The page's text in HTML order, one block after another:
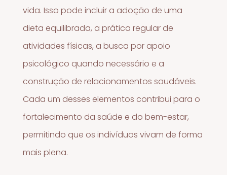
vida. Isso pode incluir a adoção de uma
dieta equilibrada, a prática regular de
atividades físicas, a busca por apoio
psicológico quando necessário e a
construção de relacionamentos saudáveis.
Cada um desses elementos contribui para o
fortalecimento da saúde e do bem-estar,
permitindo que os indivíduos vivam de forma
mais plena.